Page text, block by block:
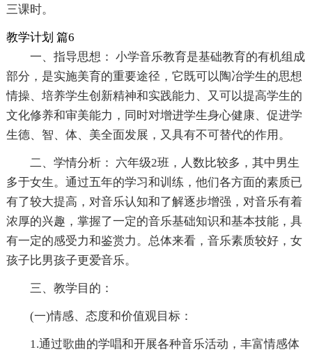
三课时。
教学计划 篇6
一、指导思想： 小学音乐教育是基础教育的有机组成
部分，是实施美育的重要途径，它既可以陶冶学生的思想
情操、培养学生创新精神和实践能力、又可以提高学生的
文化修养和审美能力，同时对增进学生身心健康、促进学
生德、智、体、美全面发展，又具有不可替代的作用。
二、学情分析： 六年级2班，人数比较多，其中男生
多于女生。通过五年的学习和训练，他们各方面的素质已
有了较大提高，对音乐认知和了解逐步增强，对音乐有着
浓厚的兴趣，掌握了一定的音乐基础知识和基本技能，具
有一定的感受力和鉴赏力。总体来看，音乐素质较好，女
孩子比男孩子更爱音乐。
三、教学目的：
(一)情感、态度和价值观目标：
1.通过歌曲的学唱和开展各种音乐活动，丰富情感体